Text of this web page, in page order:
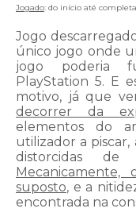
Jogado: do início até
Jogo
único jogo onde
jogo poderia
PlayStation 5. E
motivo, já que
decorrer da
elementos do
utilizador a piscar,
distorcidas
suposto, e a
encontrada na